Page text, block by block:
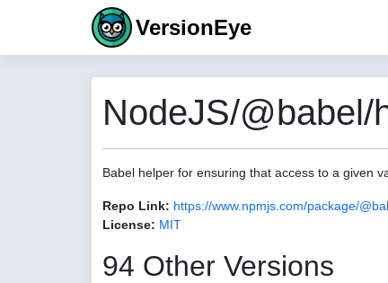
VersionEye
NodeJS/@babel/
Babel helper for ensuring that access to a given
Repo Link: https://www.npmjs.com/package/
License: MIT
94 Other Versions